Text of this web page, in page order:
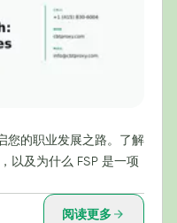
您的职业发展之路。了解
以及为什么 FSP 是一项
阅读更多